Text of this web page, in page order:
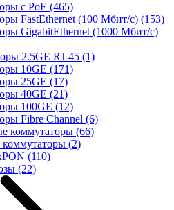
с PoE (465)
FastEthernet (100 Мбит/с) (153)
GigabitEthernet (1000 Мбит/с)
2.5GE RJ-45 (1)
10GE (171)
25GE (17)
40GE (21)
100GE (12)
Fibre Channel (6)
коммутаторы (66)
коммутаторы (2)
(110)
(22)